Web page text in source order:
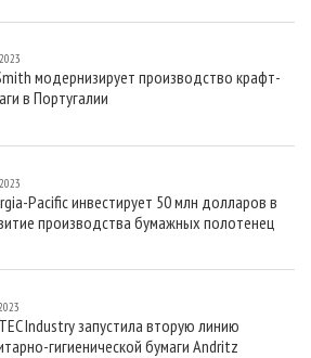
модернизирует производство крафт-
в Португалии
Pacific инвестирует 50 млн долларов в
производства бумажных полотенец
Industry запустила вторую линию
гигиенической бумаги Andritz